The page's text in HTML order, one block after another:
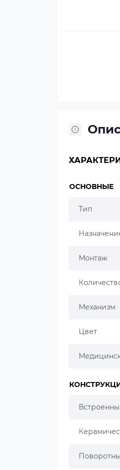
ОСНОВНЫЕ
Тип
Монтаж
Механизм
Цвет